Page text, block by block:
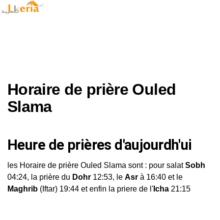
Horaire de prière Ouled
Slama
Heure de prières d'aujourdh'ui
les Horaire de prière Ouled Slama sont : pour salatSobh
04:24, la prière du Dohr 12:53, le Asr à 16:40 et le
Maghrib (Iftar) 19:44 et enfin la priere de l' Icha 21:15